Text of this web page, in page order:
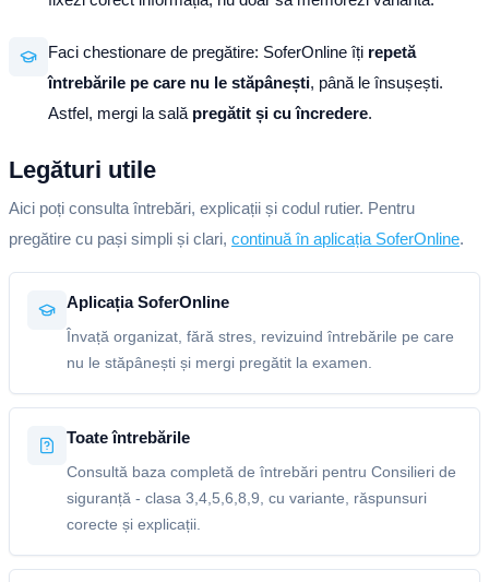
Faci chestionare de pregătire: SoferOnline îți repetă
întrebările pe care nu le stăpânești, până le însușești.
Astfel, mergi la sală pregătit și cu încredere.
Legături utile
Aici poți consulta întrebări, explicații și codul rutier. Pentru
pregătire cu pași simpli și clari, continuă în aplicația SoferOnline.
Aplicația SoferOnline
Învață organizat, fără stres, revizuind întrebările pe care
nu le stăpânești și mergi pregătit la examen.
Toate întrebările
Consultă baza completă de întrebări pentru Consilieri de
siguranță - clasa 3,4,5,6,8,9, cu variante, răspunsuri
corecte și explicații.